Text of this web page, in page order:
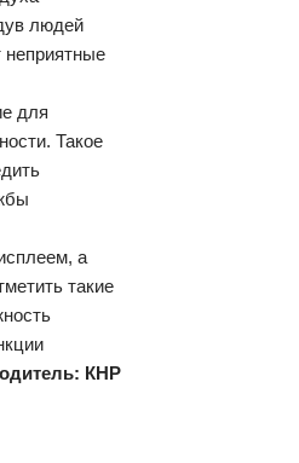
людей
неприятные
для
Такое
а
такие
КНР